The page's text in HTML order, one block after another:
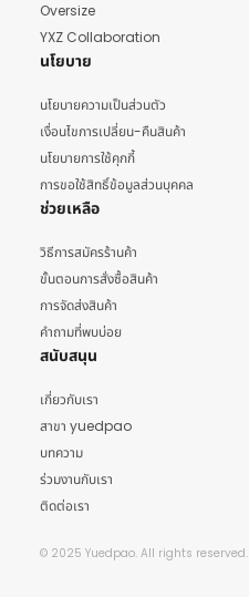
Oversize
YXZ Collaboration
นโยบาย
นโยบายความเป็นส่วนตัว
เงื่อนไขการเปลี่ยน-คืนสินค้า
นโยบายการใช้คุกกี้
การขอใช้สิทธิ์ข้อมูลส่วนบุคคล
ช่วยเหลือ
วิธีการสมัครร้านค้า
ขั้นตอนการสั่งซื้อสินค้า
การจัดส่งสินค้า
คำถามที่พบบ่อย
สนับสนุน
เกี่ยวกับเรา
สาขา yuedpao
บทความ
ร่วมงานกับเรา
ติดต่อเรา
© 2025 Yuedpao. All rights reserved.